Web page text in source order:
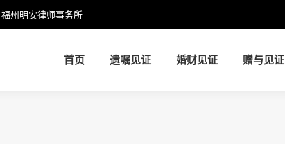
福州明安律师事务所
首页 遗嘱见证 婚财见证 赠与见证
首页